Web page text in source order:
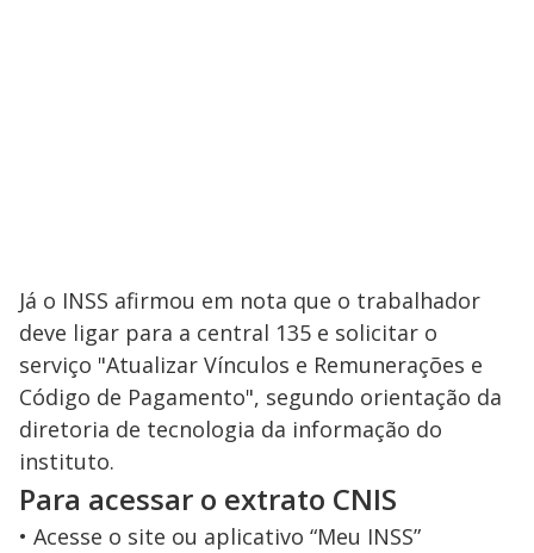
Já o INSS afirmou em nota que o trabalhador
deve ligar para a central 135 e solicitar o
serviço "Atualizar Vínculos e Remunerações e
Código de Pagamento", segundo orientação da
diretoria de tecnologia da informação do
instituto.
Para acessar o extrato CNIS
• Acesse o site ou aplicativo “Meu INSS”